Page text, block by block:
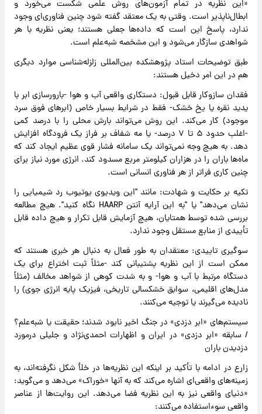
«این نظریه در تمام آزمون‌های روش علمی شکست می‌خورد و
ابطال‌ناپذیر است. وقتی به یک معتقد گفته شود چنین فناوری‌ای وجود
ندارد، پاسخ این است که داده‌ها جعلی هستند؛ یعنی نظریه با هر
شواهدی سازگار می‌شود و این مشخصه شبه‌علم است.
طبق توضیحات استاد پژوهشکده بین‌المللی زلزله‌شناسی موارد دیگری
هم در این امر دخیل هستند:
فقدان سازوکار قابل قبول: دستکاری واقعی آب و هوا -بارورسازی ابر با
یدید نقره یا یخ خشک- فقط در شرایط بسیار خاص (ابر‌های فوق سرد
موجود) کار می‌کند. این روش می‌تواند بارش محلی را با درصد کمی
-اغلب حدود ۵ تا ۷ درصد- یا مه شفاف بر فراز یک فرودگاه افزایش
دهد. به هیچ وجه نمی‌تواند یک سامانه فشار قوی عظیم ایجاد کند که
ماه‌ها باران را در هزاران کیلومتر مربع مسدود کند. انرژی مورد نیاز برای
چنین کاری فراتر از هر فناوری انسانی است.
تکیه بر حکایت و شهادت: مانند "این ویدیوی یوتیوب رد شیمیایی را
نشان می‌دهد" یا "به این آرایه آنتن HAARP نگاه کنید". هیچ مطالعه
بررسی شده توسط همتایان، هیچ آزمایش قابل تکرار و هیچ داده قابل
تأییدی از منابع مستقل وجود ندارد.
سوگیری تاییدی: معتقدان به طور فعال به دنبال هر خبری هستند که
ممکن است از این نظریه پشتیبانی کند -مثلاً ثبت اختراع برای یک
دستگاه مرتبط با آب و هوا- و به شدت کوهی از شواهد مخالف (مثلاً
مدل‌های اقلیمی، سوابق خشکسالی تاریخی، فیزیک پایه انرژی جوی) را
نادیده می‌گیرند یا توجیه می‌کنند.
سیستم‌های «ابر دزدی» در جنگ اخیر نابود شدند؛ حقیقت یا شبه‌علم؟
/ سابقه «ابر دزدی» در ایران و اظهارات احمدی‌نژاد و جلیلی درمورد
دزدیدن باران
زارع در ادامه با تأکید بر اینکه این نظریه‌ها در خلأ شکل نگرفته‌اند، به
زمینه‌های واقعی‌ای اشاره می‌کند که به آنها «خوراک» می‌دهد و می‌گوید:
«دنیای واقعی نیز به این نظریه فضا می‌دهد. این روایت‌ها از عناصر
واقعی سوءاستفاده می‌کنند: